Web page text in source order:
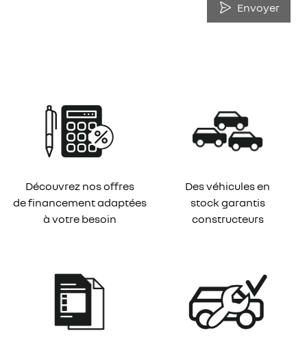
Envoyer
Découvrez nos offres
de financement adaptées
à votre besoin
Des véhicules en
stock garantis
constructeurs